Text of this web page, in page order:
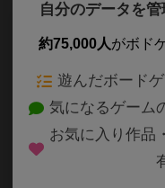
ディプロー
自分のデータを
約75,000人がボド
遊んだボード
気になるゲーム
お気に入り作品